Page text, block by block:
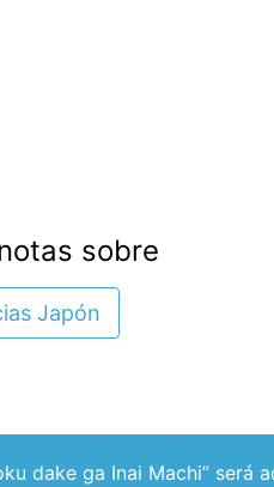
sobre
Japón
dake ga Inai Machi” será